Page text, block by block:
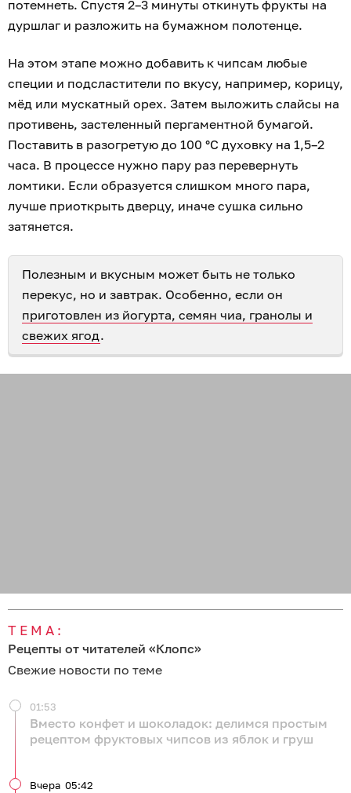
потемнеть. Спустя 2–3 минуты откинуть фрукты на
дуршлаг и разложить на бумажном полотенце.
На этом этапе можно добавить к чипсам любые
специи и подсластители по вкусу, например, корицу,
мёд или мускатный орех. Затем выложить слайсы на
противень, застеленный пергаментной бумагой.
Поставить в разогретую до 100 °С духовку на 1,5–2
часа. В процессе нужно пару раз перевернуть
ломтики. Если образуется слишком много пара,
лучше приоткрыть дверцу, иначе сушка сильно
затянется.
Полезным и вкусным может быть не только
перекус, но и завтрак. Особенно, если он
приготовлен из йогурта, семян чиа, гранолы и
свежих ягод.
ТЕМА:
Рецепты от читателей «Клопс»
Свежие новости по теме
Вместо конфет и шоколадок: делимся простым
рецептом фруктовых чипсов из яблок и груш
01:53
Вчера 05:42